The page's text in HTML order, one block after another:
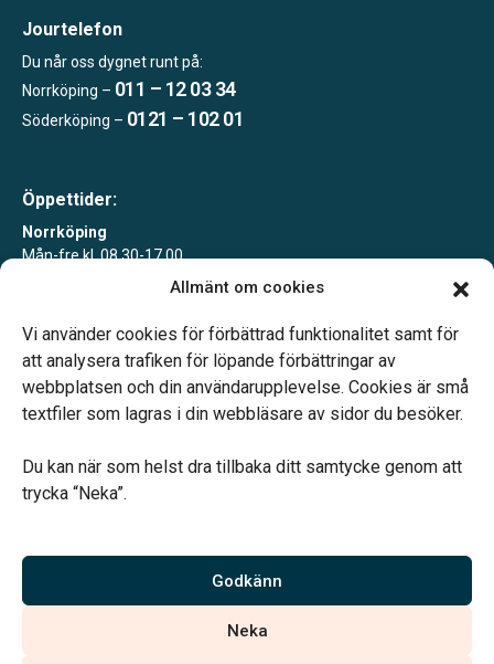
Allmänt om cookies
Vi använder cookies för förbättrad funktionalitet samt för
att analysera trafiken för löpande förbättringar av
webbplatsen och din användarupplevelse. Cookies är små
textfiler som lagras i din webbläsare av sidor du besöker.
Du kan när som helst dra tillbaka ditt samtycke genom att
trycka “Neka”.
Godkänn
Neka
Jourtelefon
Du når oss dygnet runt på:
Norrköping – 011 – 12 03 34
Söderköping – 0121 – 102 01
Öppettider:
Norrköping
Mån-fre kl. 08.30-17.00
Tisdagar 10-15 eller enligt överenskommelse
Vårt systerbolag Verahill hjälper dig med familjejuridiken –
Vi är auktoriserade av Sveriges Begravningsbyråers Förbund och
har högt ställda krav på utbildning, kvalitet, miljö och arbetsmiljö.